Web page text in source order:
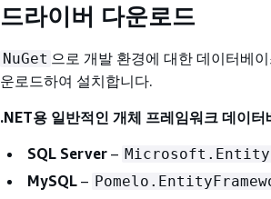
드라이버 다운로드
NuGet 으로 개발 환경에 대한 데이터베
운로드하여 설치합니다.
.NET용 일반적인 개체 프레임워크 데이터
SQL Server –
MySQL –